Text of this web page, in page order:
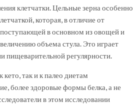
клетчатки. Цельные зерна особенно
которая, в отличие от
в основном из овощей и
объема стула. Это играет
пищеварительной регулярности.
так и к палео диетам
более здоровые формы белка, а не
в этом исследовании